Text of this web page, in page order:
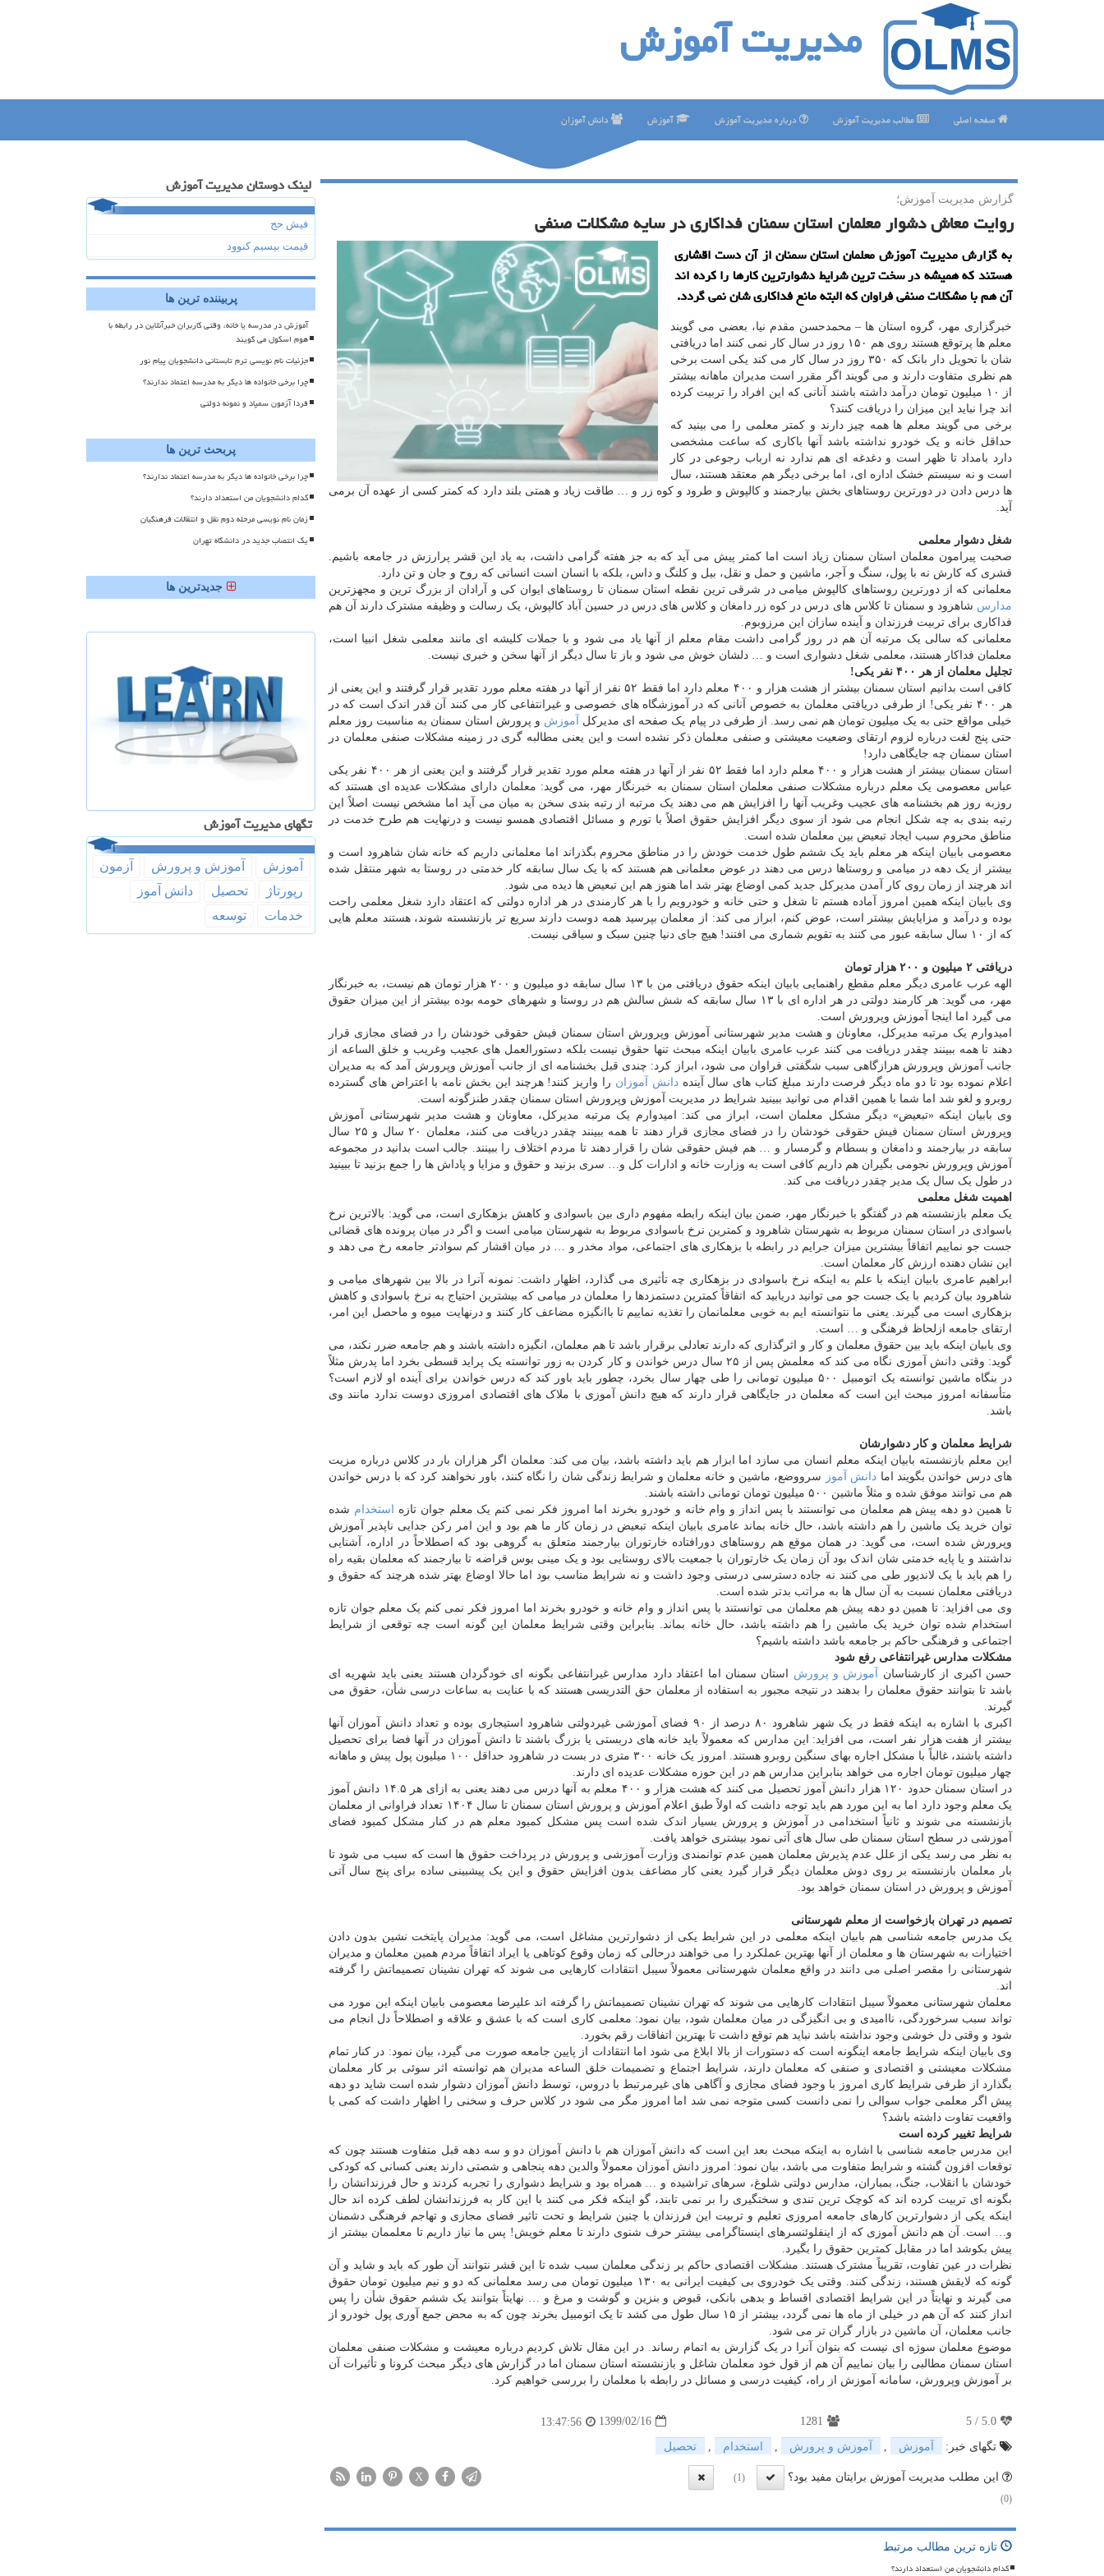
مدیریت آموزش
صفحه اصلی مطالب مدیریت آموزش درباره مدیریت آموزش آموزش دانش آموزان
گزارش مدیریت آموزش؛
روایت معاش دشوار معلمان استان سمنان فداكاری در سایه مشكلات صنفی
به گزارش مدیریت آموزش معلمان استان سمنان از آن دست اقشاری
هستند كه همیشه در سخت ترین شرایط دشوارترین كارها را كرده اند
آن هم با مشكلات صنفی فراوان كه البته مانع فداكاری شان نمی گردد.
خبرگزاری مهر، گروه استان ها – محمدحسن مقدم نیا، بعضی می گویند
معلم ها پرتوقع هستند روی هم ۱۵۰ روز در سال کار نمی کنند اما دریافتی
شان با تحویل دار بانک که ۳۵۰ روز در سال کار می کند یکی است برخی
هم نظری متفاوت دارند و می گویند اگر مقرر است مدیران ماهانه بیشتر
از ۱۰ میلیون تومان درآمد داشته باشند آنانی که این افراد را تربیت کرده
اند چرا نباید این میزان را دریافت کنند؟
برخی می گویند معلم ها همه چیز دارند و کمتر معلمی را می بینید که
حداقل خانه و یک خودرو نداشته باشد آنها باکاری که ساعت مشخصی
دارد بامداد تا ظهر است و دغدغه ای هم ندارد نه ارباب رجوعی در کار
است و نه سیستم خشک اداره ای، اما برخی دیگر هم معتقد هستند، سال
ها درس دادن در دورترین روستاهای بخش بیارجمند و کالپوش و طرود و کوه زر و … طاقت زیاد و همتی بلند دارد که کمتر کسی از عهده آن برمی
آید.
شغل دشوار معلمی
صحبت پیرامون معلمان استان سمنان زیاد است اما کمتر پیش می آید که به جز هفته گرامی داشت، به یاد این قشر پرارزش در جامعه باشیم.
قشری که کارش نه با پول، سنگ و آجر، ماشین و حمل و نقل، بیل و کلنگ و داس، بلکه با انسان است انسانی که روح و جان و تن دارد.
معلمانی که از دورترین روستاهای کالپوش میامی در شرقی ترین نقطه استان سمنان تا روستاهای ایوان کی و آرادان از بزرگ ترین و مجهزترین
مدارس شاهرود و سمنان تا کلاس های درس در کوه زر دامغان و کلاس های درس در حسین آباد کالپوش، یک رسالت و وظیفه مشترک دارند آن هم
فداکاری برای تربیت فرزندان و آینده سازان این مرزوبوم.
معلمانی که سالی یک مرتبه آن هم در روز گرامی داشت مقام معلم از آنها یاد می شود و با جملات کلیشه ای مانند معلمی شغل انبیا است،
معلمان فداکار هستند، معلمی شغل دشواری است و … دلشان خوش می شود و باز تا سال دیگر از آنها سخن و خبری نیست.
تجلیل معلمان از هر ۴۰۰ نفر یکی!
کافی است بدانیم استان سمنان بیشتر از هشت هزار و ۴۰۰ معلم دارد اما فقط ۵۲ نفر از آنها در هفته معلم مورد تقدیر قرار گرفتند و این یعنی از
هر ۴۰۰ نفر یکی! از طرفی دریافتی معلمان به خصوص آنانی که در آموزشگاه های خصوصی و غیرانتفاعی کار می کنند آن قدر اندک است که در
خیلی مواقع حتی به یک میلیون تومان هم نمی رسد. از طرفی در پیام یک صفحه ای مدیرکل
آموزش و پرورش استان سمنان به مناسبت روز معلم
حتی پنج لغت درباره لزوم ارتقای وضعیت معیشتی و صنفی معلمان ذکر نشده است و این یعنی مطالبه گری در زمینه مشکلات صنفی معلمان در
استان سمنان چه جایگاهی دارد!
استان سمنان بیشتر از هشت هزار و ۴۰۰ معلم دارد اما فقط ۵۲ نفر از آنها در هفته معلم مورد تقدیر قرار گرفتند و این یعنی از هر ۴۰۰ نفر یکی
عباس معصومی یک معلم درباره مشکلات صنفی معلمان استان سمنان به خبرنگار مهر، می گوید: معلمان دارای مشکلات عدیده ای هستند که
روزبه روز هم بخشنامه های عجیب وغریب آنها را افزایش هم می دهند یک مرتبه از رتبه بندی سخن به میان می آید اما مشخص نیست اصلاً این
رتبه بندی به چه شکل انجام می شود از سوی دیگر افزایش حقوق اصلاً با تورم و مسائل اقتصادی همسو نیست و درنهایت هم طرح خدمت در
مناطق محروم سبب ایجاد تبعیض بین معلمان شده است.
معصومی بابیان اینکه هر معلم باید یک ششم طول خدمت خودش را در مناطق محروم بگذراند اما معلمانی داریم که خانه شان شاهرود است و
بیشتر از یک دهه در میامی و روستاها درس می دهند در عوض معلمانی هم هستند که با یک سال سابقه کار خدمتی در روستا به شهر منتقل شده
اند هرچند از زمان روی کار آمدن مدیرکل جدید کمی اوضاع بهتر شد اما هنوز هم این تبعیض ها دیده می شود.
وی بابیان اینکه همین امروز آماده هستم تا شغل و حتی خانه و خودرویم را با هر کارمندی در هر اداره دولتی که اعتقاد دارد شغل معلمی راحت
بوده و درآمد و مزایایش بیشتر است، عوض کنم، ابراز می کند: از معلمان بپرسید همه دوست دارند سریع تر بازنشسته شوند، هستند معلم هایی
که از ۱۰ سال سابقه عبور می کنند به تقویم شماری می افتند! هیچ جای دنیا چنین سبک و سیاقی نیست.
دریافتی ۲ میلیون و ۲۰۰ هزار تومان
الهه عرب عامری دیگر معلم مقطع راهنمایی بابیان اینکه حقوق دریافتی من با ۱۳ سال سابقه دو میلیون و ۲۰۰ هزار تومان هم نیست، به خبرنگار
مهر، می گوید: هر کارمند دولتی در هر اداره ای با ۱۳ سال سابقه که شش سالش هم در روستا و شهرهای حومه بوده بیشتر از این میزان حقوق
می گیرد اما اینجا آموزش وپرورش است.
امیدوارم یک مرتبه مدیرکل، معاونان و هشت مدیر شهرستانی آموزش وپرورش استان سمنان فیش حقوقی خودشان را در فضای مجازی قرار
دهند تا همه ببینند چقدر دریافت می کنند عرب عامری بابیان اینکه مبحث تنها حقوق نیست بلکه دستورالعمل های عجیب وغریب و خلق الساعه از
جانب آموزش وپرورش هرازگاهی سبب شگفتی فراوان می شود، ابراز کرد: چندی قبل بخشنامه ای از جانب آموزش وپرورش آمد که به مدیران
اعلام نموده بود تا دو ماه دیگر فرصت دارند مبلغ کتاب های سال آیندهدانش آموزان را واریز کنند! هرچند این بخش نامه با اعتراض های گسترده
روبرو و لغو شد اما شما با همین اقدام می توانید ببینید شرایط در مدیریت آموزش وپرورش استان سمنان چقدر طنزگونه است.
وی بابیان اینکه «تبعیض» دیگر مشکل معلمان است، ابراز می کند: امیدوارم یک مرتبه مدیرکل، معاونان و هشت مدیر شهرستانی آموزش
وپرورش استان سمنان فیش حقوقی خودشان را در فضای مجازی قرار دهند تا همه ببینند چقدر دریافت می کنند، معلمان ۲۰ سال و ۲۵ سال
سابقه در بیارجمند و دامغان و بسطام و گرمسار و … هم فیش حقوقی شان را قرار دهند تا مردم اختلاف را ببینند. جالب است بدانید در مجموعه
آموزش وپرورش نجومی بگیران هم داریم کافی است به وزارت خانه و ادارات کل و… سری بزنید و حقوق و مزایا و پاداش ها را جمع بزنید تا ببینید
در طول یک سال یک مدیر چقدر دریافت می کند.
اهمیت شغل معلمی
یک معلم بازنشسته هم در گفتگو با خبرنگار مهر، ضمن بیان اینکه رابطه مفهوم داری بین باسوادی و کاهش بزهکاری است، می گوید: بالاترین نرخ
باسوادی در استان سمنان مربوط به شهرستان شاهرود و کمترین نرخ باسوادی مربوط به شهرستان میامی است و اگر در میان پرونده های قضائی
جست جو نماییم اتفاقاً بیشترین میزان جرایم در رابطه با بزهکاری های اجتماعی، مواد مخدر و … در میان اقشار کم سوادتر جامعه رخ می دهد و
این نشان دهنده ارزش کار معلمان است.
ابراهیم عامری بابیان اینکه با علم به اینکه نرخ باسوادی در بزهکاری چه تأثیری می گذارد، اظهار داشت: نمونه آنرا در بالا بین شهرهای میامی و
شاهرود بیان کردیم با یک جست جو می توانید دریابید که اتفاقاً کمترین دستمزدها را معلمان در میامی که بیشترین احتیاج به نرخ باسوادی و کاهش
بزهکاری است می گیرند. یعنی ما نتوانسته ایم به خوبی معلمانمان را تغذیه نماییم تا باانگیزه مضاعف کار کنند و درنهایت میوه و ماحصل این امر،
ارتقای جامعه ازلحاظ فرهنگی و … است.
وی بابیان اینکه باید بین حقوق معلمان و کار و اثرگذاری که دارند تعادلی برقرار باشد تا هم معلمان، انگیزه داشته باشند و هم جامعه ضرر نکند، می
گوید: وقتی دانش آموزی نگاه می کند که معلمش پس از ۲۵ سال درس خواندن و کار کردن به زور توانسته یک پراید قسطی بخرد اما پدرش مثلاً
در بنگاه ماشین توانسته یک اتومبیل ۵۰۰ میلیون تومانی را طی چهار سال بخرد، چطور باید باور کند که درس خواندن برای آینده او لازم است؟
متأسفانه امروز مبحث این است که معلمان در جایگاهی قرار دارند که هیچ دانش آموزی با ملاک های اقتصادی امروزی دوست ندارد مانند وی
باشد.
شرایط معلمان و کار دشوارشان
این معلم بازنشسته بابیان اینکه معلم انسان می سازد اما ابزار هم باید داشته باشد، بیان می کند: معلمان اگر هزاران بار در کلاس درباره مزیت
های درس خواندن بگویند اما دانش آموز
سرووضع، ماشین و خانه معلمان و شرایط زندگی شان را نگاه کنند، باور نخواهند کرد که با درس خواندن
هم می توانند موفق شده و مثلاً ماشین ۵۰۰ میلیون تومان تومانی داشته باشند.
تا همین دو دهه پیش هم معلمان می توانستند با پس انداز و وام خانه و خودرو بخرند اما امروز فکر نمی کنم یک معلم جوان تازه
استخدام شده
توان خرید یک ماشین را هم داشته باشد، حال خانه بماند عامری بابیان اینکه تبعیض در زمان کار ما هم بود و این امر رکن جدایی ناپذیر آموزش
وپرورش شده است، می گوید: در همان موقع هم روستاهای دورافتاده خارتوران بیارجمند متعلق به گروهی بود که اصطلاحاً در اداره، آشنایی
نداشتند و یا پایه خدمتی شان اندک بود آن زمان یک خارتوران با جمعیت بالای روستایی بود و یک مینی بوس قراضه تا بیارجمند که معلمان بقیه راه
را هم باید با یک لاندیور طی می کنند نه جاده دسترسی درستی وجود داشت و نه شرایط مناسب بود اما حالا اوضاع بهتر شده هرچند که حقوق و
دریافتی معلمان نسبت به آن سال ها به مراتب بدتر شده است.
وی می افزاید: تا همین دو دهه پیش هم معلمان می توانستند با پس انداز و وام خانه و خودرو بخرند اما امروز فکر نمی کنم یک معلم جوان تازه
استخدام شده توان خرید یک ماشین را هم داشته باشد، حال خانه بماند. بنابراین وقتی شرایط معلمان این گونه است چه توقعی از شرایط
اجتماعی و فرهنگی حاکم بر جامعه باشد داشته باشیم؟
مشکلات مدارس غیرانتفاعی رفع شود
حسن اکبری از کارشناسان
آموزش و پرورش استان سمنان اما اعتقاد دارد مدارس غیرانتفاعی بگونه ای خودگردان هستند یعنی باید شهریه ای
باشد تا بتوانند حقوق معلمان را بدهند در نتیجه مجبور به استفاده از معلمان حق التدریسی هستند که با عنایت به ساعات درسی شأن، حقوق می
گیرند.
اکبری با اشاره به اینکه فقط در یک شهر شاهرود ۸۰ درصد از ۹۰ فضای آموزشی غیردولتی شاهرود استیجاری بوده و تعداد دانش آموزان آنها
بیشتر از هفت هزار نفر است، می افزاید: این مدارس که معمولاً باید خانه های دربستی یا بزرگ باشند تا دانش آموزان در آنها فضا برای تحصیل
داشته باشند، غالباً با مشکل اجاره بهای سنگین روبرو هستند. امروز یک خانه ۳۰۰ متری در بست در شاهرود حداقل ۱۰۰ میلیون پول پیش و ماهانه
چهار میلیون تومان اجاره می خواهد بنابراین مدارس هم در این حوزه مشکلات عدیده ای دارند.
در استان سمنان حدود ۱۲۰ هزار دانش آموز تحصیل می کنند که هشت هزار و ۴۰۰ معلم به آنها درس می دهند یعنی به ازای هر ۱۴.۵ دانش آموز
یک معلم وجود دارد اما به این مورد هم باید توجه داشت که اولاً طبق اعلام آموزش و پرورش استان سمنان تا سال ۱۴۰۴ تعداد فراوانی از معلمان
بازنشسته می شوند و ثانیاً استخدامی در آموزش و پرورش بسیار اندک شده است پس مشکل کمبود معلم هم در کنار مشکل کمبود فضای
آموزشی در سطح استان سمنان طی سال های آتی نمود بیشتری خواهد یافت.
به نظر می رسد یکی از علل عدم پذیرش معلمان همین عدم توانمندی وزارت آموزشی و پرورش در پرداخت حقوق ها است که سبب می شود تا
بار معلمان بازنشسته بر روی دوش معلمان دیگر قرار گیرد یعنی کار مضاعف بدون افزایش حقوق و این یک پیشبینی ساده برای پنج سال آتی
آموزش و پرورش در استان سمنان خواهد بود.
تصمیم در تهران بازخواست از معلم شهرستانی
یک مدرس جامعه شناسی هم بابیان اینکه معلمی در این شرایط یکی از دشوارترین مشاغل است، می گوید: مدیران پایتخت نشین بدون دادن
اختیارات به شهرستان ها و معلمان از آنها بهترین عملکرد را می خواهند درحالی که زمان وقوع کوتاهی یا ایراد اتفاقاً مردم همین معلمان و مدیران
شهرستانی را مقصر اصلی می دانند در واقع معلمان شهرستانی معمولاً سیبل انتقادات کارهایی می شوند که تهران نشینان تصمیماتش را گرفته
اند.
معلمان شهرستانی معمولاً سیبل انتقادات کارهایی می شوند که تهران نشینان تصمیماتش را گرفته اند علیرضا معصومی بابیان اینکه این مورد می
تواند سبب سرخوردگی، ناامیدی و بی انگیزگی در میان معلمان شود، بیان نمود: معلمی کاری است که با عشق و علاقه و اصطلاحاً دل انجام می
شود و وقتی دل خوشی وجود نداشته باشد نباید هم توقع داشت تا بهترین اتفاقات رقم بخورد.
وی بابیان اینکه شرایط جامعه اینگونه است که دستورات از بالا ابلاغ می شود اما انتقادات از پایین جامعه صورت می گیرد، بیان نمود: در کنار تمام
مشکلات معیشتی و اقتصادی و صنفی که معلمان دارند، شرایط اجتماع و تصمیمات خلق الساعه مدیران هم توانسته اثر سوئی بر کار معلمان
بگذارد از طرفی شرایط کاری امروز با وجود فضای مجازی و آگاهی های غیرمرتبط با دروس، توسط دانش آموزان دشوار شده است شاید دو دهه
پیش اگر معلمی جواب سوالی را نمی دانست کسی متوجه نمی شد اما امروز مگر می شود در کلاس حرف و سخنی را اظهار داشت که کمی با
واقعیت تفاوت داشته باشد؟
شرایط تغییر کرده است
این مدرس جامعه شناسی با اشاره به اینکه مبحث بعد این است که دانش آموزان هم با دانش آموزان دو و سه دهه قبل متفاوت هستند چون که
توقعات افزون گشته و شرایط متفاوت می باشد، بیان نمود: امروز دانش آموزان معمولاً والدین دهه پنجاهی و شصتی دارند یعنی کسانی که کودکی
خودشان با انقلاب، جنگ، بمباران، مدارس دولتی شلوغ، سرهای تراشیده و … همراه بود و شرایط دشواری را تجربه کردند و حال فرزندانشان را
بگونه ای تربیت کرده اند که کوچک ترین تندی و سختگیری را بر نمی تابند، گو اینکه فکر می کنند با این کار به فرزندانشان لطف کرده اند حال
اینکه یکی از دشوارترین کارهای جامعه امروزی تعلیم و تربیت این فرزندان با چنین شرایط و تحت تاثیر فضای مجازی و تهاجم فرهنگی دشمنان
و… است. آن هم دانش آموزی که از اینفلوئنسرهای اینستاگرامی بیشتر حرف شنوی دارند تا معلم خویش! پس ما نیاز داریم تا معلممان بیشتر از
پیش بکوشد اما در مقابل کمترین حقوق را بگیرد.
نظرات در عین تفاوت، تقریباً مشترک هستند. مشکلات اقتصادی حاکم بر زندگی معلمان سبب شده تا این قشر نتوانند آن طور که باید و شاید و آن
گونه که لایقش هستند، زندگی کنند. وقتی یک خودروی بی کیفیت ایرانی به ۱۳۰ میلیون تومان می رسد معلمانی که دو و نیم میلیون تومان حقوق
می گیرند و نهایتاً در این شرایط اقتصادی اقساط و بدهی بانکی، قبوض و بنزین و گوشت و مرغ و … نهایتاً بتوانند یک ششم حقوق شأن را پس
انداز کنند که آن هم در خیلی از ماه ها نمی گردد، بیشتر از ۱۵ سال طول می کشد تا یک اتومبیل بخرند چون که به محض جمع آوری پول خودرو از
جانب معلمان، آن ماشین در بازار گران تر می شود.
موضوع معلمان سوژه ای نیست که بتوان آنرا در یک گزارش به اتمام رساند. در این مقال تلاش کردیم درباره معیشت و مشکلات صنفی معلمان
استان سمنان مطالبی را بیان نماییم آن هم از قول خود معلمان شاغل و بازنشسته استان سمنان اما در گزارش های دیگر مبحث کرونا و تأثیرات آن
بر آموزش وپرورش، سامانه آموزش از راه، کیفیت درسی و مسائل در رابطه با معلمان را بررسی خواهیم کرد.
5.0
/
5
1281
1399/02/16
13:47:56
تگهای خبر:
آموزش آموزش و پرورش استخدام تحصیل
این مطلب مدیریت آموزش برایتان مفید بود؟
(1)
(0)
X
تازه ترین مطالب مرتبط
کدام دانشجویان من استعداد دارند؟
لینک دوستان مدیریت آموزش
فیش حج
قیمت بیسیم کنوود
پربیننده ترین ها
آموزش در مدرسه یا خانه، وقتی کاربران خبرآنلاین در رابطه با
هوم اسکول می گویند
جزئیات نام نویسی ترم تابستانی دانشجویان پیام نور
چرا برخی خانواده ها دیگر به مدرسه اعتماد ندارند؟
فردا آزمون سمپاد و نمونه دولتی
پربحث ترین ها
چرا برخی خانواده ها دیگر به مدرسه اعتماد ندارند؟
کدام دانشجویان من استعداد دارند؟
زمان نام نویسی مرحله دوم نقل و انتقالات فرهنگیان
یک انتصاب جدید در دانشگاه تهران
جدیدترین ها
تگهای مدیریت آموزش
آموزش آموزش و پرورش
آزمون
رپورتاژ
تحصیل
دانش آموز
خدمات
توسعه